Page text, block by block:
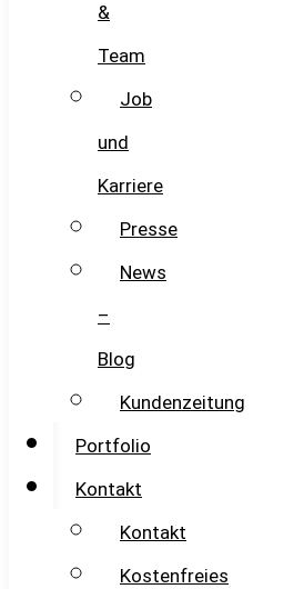
&
Team
Job
und
Karriere
Presse
News
–
Blog
Kundenzeitung
Portfolio
Kontakt
Kontakt
Kostenfreies